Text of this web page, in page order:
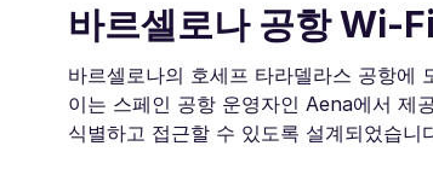
바르셀로나 공항 Wi-
바르셀로나의 호세프 타라델라스 공항
이는 스페인 공항 운영자인 Aena에서 제
식별하고 접근할 수 있도록 설계되었습니